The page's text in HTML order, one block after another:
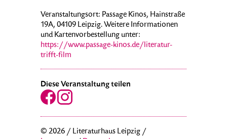
Veranstaltungsort: Passage Kinos, Hainstraße
19A, 04109 Leipzig. Weitere Informationen
und Kartenvorbestellung unter:
https://www.passage-kinos.de/literatur-
trifft-film
Diese Veranstaltung teilen
© 2026 / Literaturhaus Leipzig /